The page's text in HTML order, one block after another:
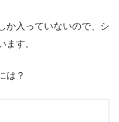
か入っていないので、シ
ます。
は？